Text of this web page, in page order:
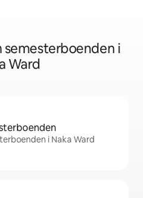
semesterboenden i
Ward
i Naka Ward